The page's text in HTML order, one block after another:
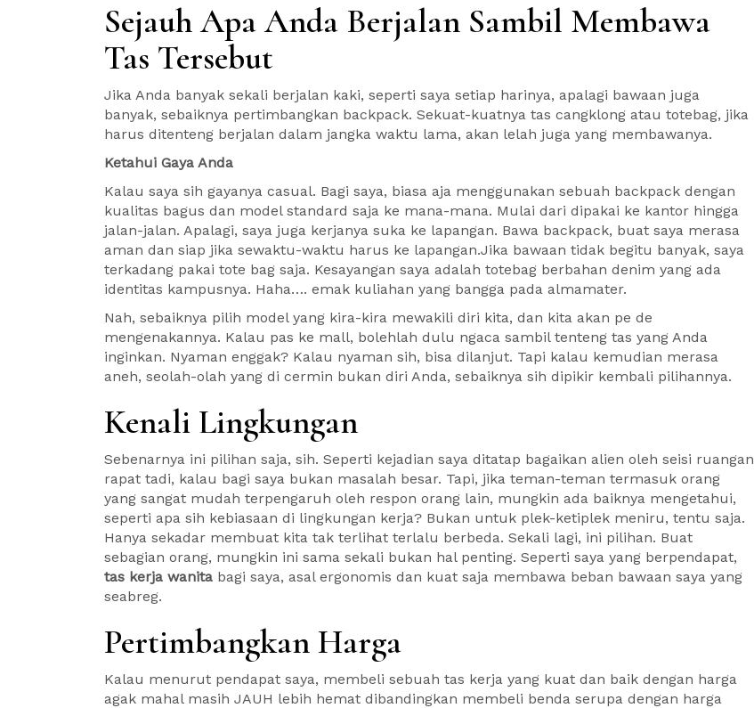
Sejauh Apa Anda Berjalan Sambil Membawa
Tas Tersebut
Jika Anda banyak sekali berjalan kaki, seperti saya setiap harinya, apalagi bawaan juga
banyak, sebaiknya pertimbangkan backpack. Sekuat-kuatnya tas cangklong atau totebag, jika
harus ditenteng berjalan dalam jangka waktu lama, akan lelah juga yang membawanya.
Ketahui Gaya Anda
Kalau saya sih gayanya casual. Bagi saya, biasa aja menggunakan sebuah backpack dengan
kualitas bagus dan model standard saja ke mana-mana. Mulai dari dipakai ke kantor hingga
jalan-jalan. Apalagi, saya juga kerjanya suka ke lapangan. Bawa backpack, buat saya merasa
aman dan siap jika sewaktu-waktu harus ke lapangan.Jika bawaan tidak begitu banyak, saya
terkadang pakai tote bag saja. Kesayangan saya adalah totebag berbahan denim yang ada
identitas kampusnya. Haha…. emak kuliahan yang bangga pada almamater.
Nah, sebaiknya pilih model yang kira-kira mewakili diri kita, dan kita akan pe de
mengenakannya. Kalau pas ke mall, bolehlah dulu ngaca sambil tenteng tas yang Anda
inginkan. Nyaman enggak? Kalau nyaman sih, bisa dilanjut. Tapi kalau kemudian merasa
aneh, seolah-olah yang di cermin bukan diri Anda, sebaiknya sih dipikir kembali pilihannya.
Kenali Lingkungan
Sebenarnya ini pilihan saja, sih. Seperti kejadian saya ditatap bagaikan alien oleh seisi ruangan
rapat tadi, kalau bagi saya bukan masalah besar. Tapi, jika teman-teman termasuk orang
yang sangat mudah terpengaruh oleh respon orang lain, mungkin ada baiknya mengetahui,
seperti apa sih kebiasaan di lingkungan kerja? Bukan untuk plek-ketiplek meniru, tentu saja.
Hanya sekadar membuat kita tak terlihat terlalu berbeda. Sekali lagi, ini pilihan. Buat
sebagian orang, mungkin ini sama sekali bukan hal penting. Seperti saya yang berpendapat,
tas kerja wanita bagi saya, asal ergonomis dan kuat saja membawa beban bawaan saya yang
seabreg.
Pertimbangkan Harga
Kalau menurut pendapat saya, membeli sebuah tas kerja yang kuat dan baik dengan harga
agak mahal masih JAUH lebih hemat dibandingkan membeli benda serupa dengan harga